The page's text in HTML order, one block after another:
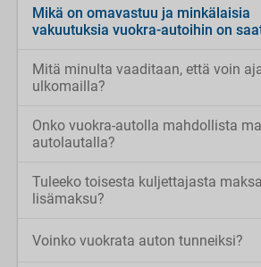
Mikä on omavastuu ja minkälaisia
vakuutuksia vuokra-autoihin on
Mitä minulta vaaditaan, että voin
ulkomailla?
Onko vuokra-autolla mahdollista
autolautalla?
Tuleeko toisesta kuljettajasta
lisämaksu?
Voinko vuokrata auton tunneiksi?